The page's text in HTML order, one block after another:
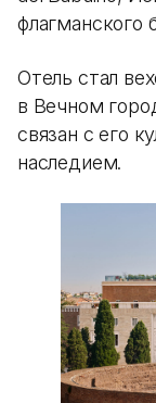
флагманского
Отель стал
в Вечном
связан с его
наследием.